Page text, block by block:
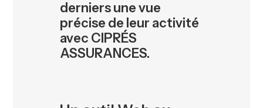
derniers une vue
précise de leur activité
avec CIPRÉS
ASSURANCES.